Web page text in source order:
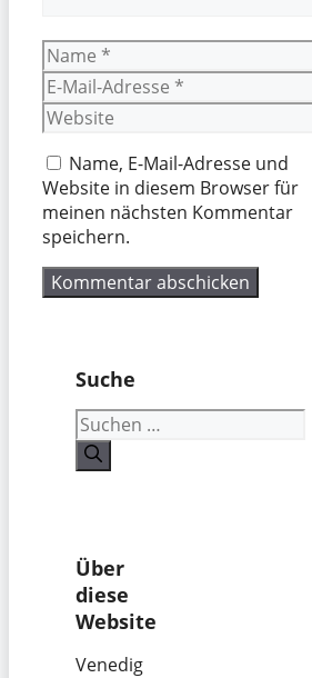
Name
E-
Mail-
Adresse
Website
Name, E-Mail-Adresse und
Website in diesem Browser für
meinen nächsten Kommentar
speichern.
Suche
Suchen
nach:
Über
diese
Website
Venedig